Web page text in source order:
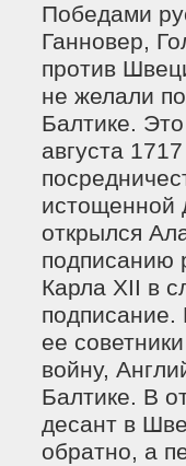
Победами
Ганновер,
против
не желали
Балтике.
августа
истощенной
открылся
подписанию
Карла ХII в
подписание.
ее
войну,
Балтике. В
десант в
обратно, а